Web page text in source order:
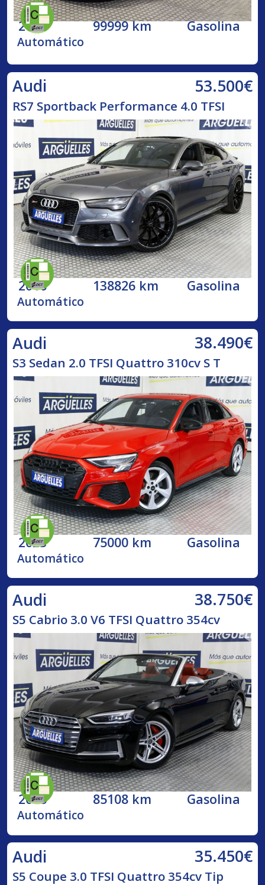
2009 99999 km Gasolina
Automático
Audi 53.500€
RS7 Sportback Performance 4.0 TFSI
2016 138826 km Gasolina
Automático
Audi 38.490€
S3 Sedan 2.0 TFSI Quattro 310cv S T
2023 75000 km Gasolina
Automático
Audi 38.750€
S5 Cabrio 3.0 V6 TFSI Quattro 354cv
2018 85108 km Gasolina
Automático
Audi 35.450€
S5 Coupe 3.0 TFSI Quattro 354cv Tip